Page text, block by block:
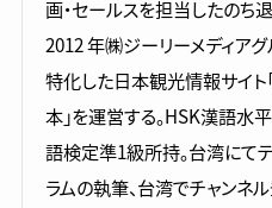
画・セールスを担当したのち退
2012 年㈱ジーリーメディア
特化した日本観光情報サイト
本」を運営する。HSK漢語
語検定準1級所持。台湾にて
ラムの執筆、台湾でチャンネ